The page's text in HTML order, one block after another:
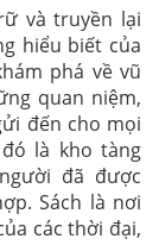
và truyền lại
hiểu biết của
phá về vũ
quan niệm,
đến cho mọi
là kho tàng
đã được
Sách là nơi
các thời đại,